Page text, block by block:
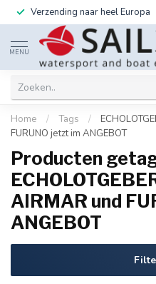
Verzending naar heel Europa
MENU
Home / Tags /
FURUNO jetzt im ANGEBOT
Producten
AIRMAR und
ANGEBOT